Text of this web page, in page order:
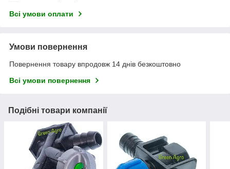
Всі умови оплати
Умови повернення
Повернення товару впродовж 14 днів безкоштовно
Всі умови повернення
Подібні товари компанії